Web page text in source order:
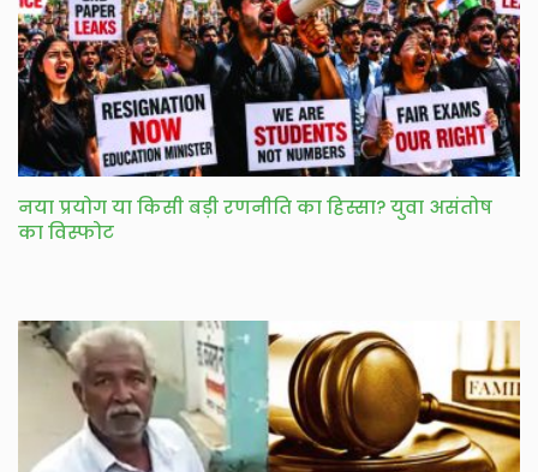
नया प्रयोग या किसी बड़ी रणनीति का हिस्सा? युवा असंतोष
का विस्फोट